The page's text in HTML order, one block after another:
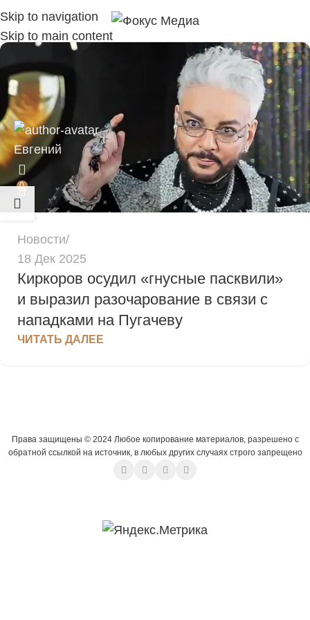
Skip to navigation
Skip to main content
Евгений
0
Новости
18 Дек 2025
Киркоров осудил «гнусные пасквили»
и выразил разочарование в связи с
нападками на Пугачеву
ЧИТАТЬ ДАЛЕЕ
Права защищены © 2024 Любое копирование материалов, разрешено с
обратной ссылкой на источник, в любых других случаях строго запрещено